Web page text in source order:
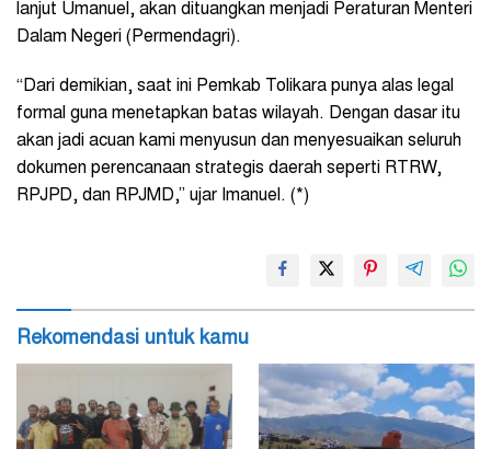
lanjut Umanuel, akan dituangkan menjadi Peraturan Menteri
Dalam Negeri (Permendagri).
“Dari demikian, saat ini Pemkab Tolikara punya alas legal
formal guna menetapkan batas wilayah. Dengan dasar itu
akan jadi acuan kami menyusun dan menyesuaikan seluruh
dokumen perencanaan strategis daerah seperti RTRW,
RPJPD, dan RPJMD,” ujar Imanuel. (*)
Rekomendasi untuk kamu